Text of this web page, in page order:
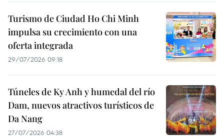
Turismo de Ciudad Ho Chi Minh
impulsa su crecimiento con una
oferta integrada
29/07/2026 09:18
Túneles de Ky Anh y humedal del río
Dam, nuevos atractivos turísticos de
Da Nang
27/07/2026 04:38